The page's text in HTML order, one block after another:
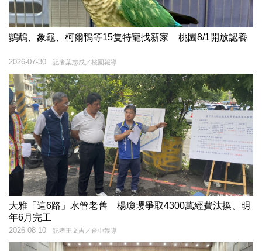
鸚鵡、象龜、柯爾鴨等15隻特寵找新家 桃園8/1開放認養
記者葉志成／桃園報導
2026-07-30
大雅「這6路」水管老舊 楊瓊瓔爭取4300萬經費汰換、明
年6月完工
記者王文吉／台中報導
2026-08-10